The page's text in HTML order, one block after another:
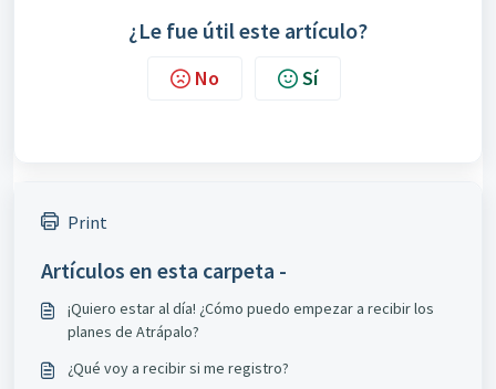
¿Le fue útil este artículo?
No Sí
Print
Artículos en esta carpeta -
¡Quiero estar al día! ¿Cómo puedo empezar a recibir los
planes de Atrápalo?
¿Qué voy a recibir si me registro?